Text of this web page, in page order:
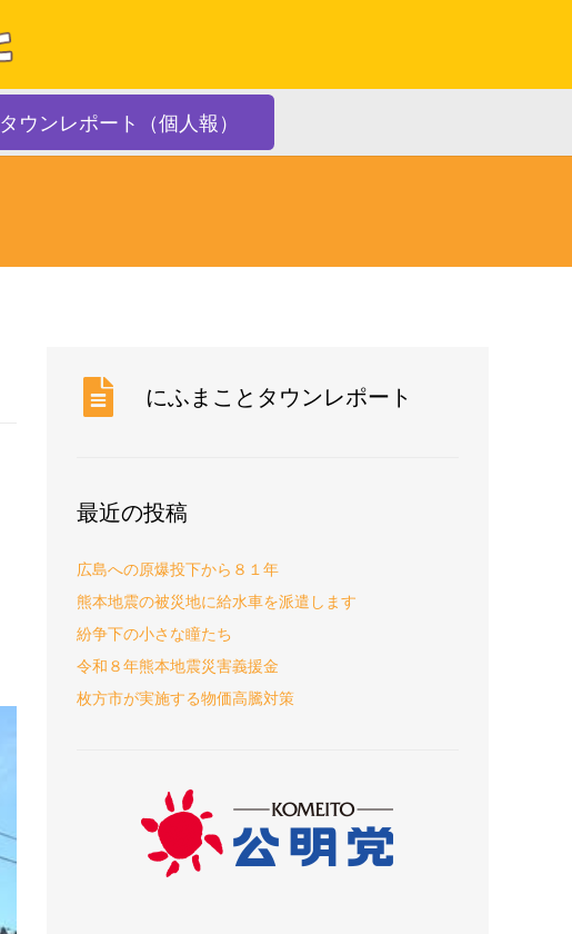
タウンレポート（個人報）
にふまことタウンレポート
最近の投稿
広島への原爆投下から８１年
熊本地震の被災地に給水車を派遣します
紛争下の小さな瞳たち
令和８年熊本地震災害義援金
枚方市が実施する物価高騰対策